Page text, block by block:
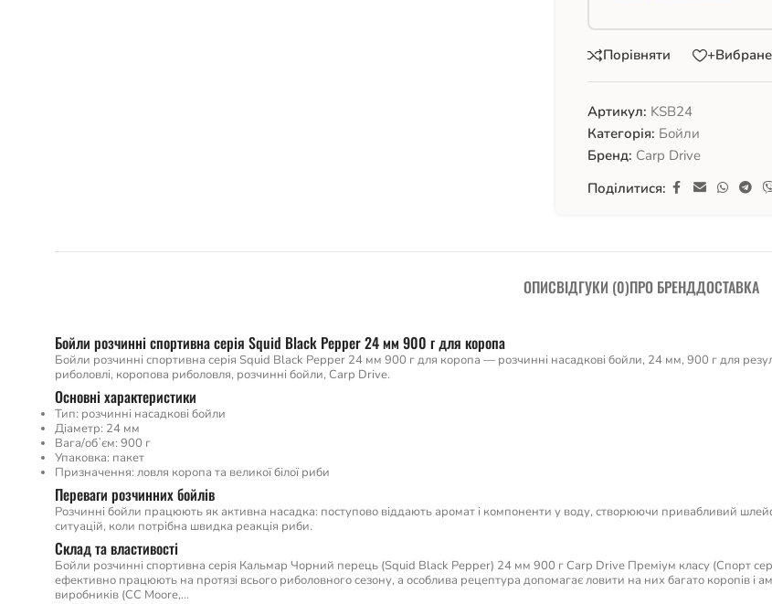
Порівняти +Вибране
Артикул: KSB24
Категорія: Бойли
Бренд: Carp Drive
Поділитися:
ОПИСВІДГУКИ (0)ПРО БРЕНДДОСТАВКА
Бойли розчинні спортивна серія Squid Black Pepper 24 мм 900 г для коропа
Бойли розчинні спортивна серія Squid Black Pepper 24 мм 900 г для коропа — розчинні насадкові бойли, 24 мм, 900 г для
риболовлі, коропова риболовля, розчинні бойли, Carp Drive.
Основні характеристики
Тип: розчинні насадкові бойли
Діаметр: 24 мм
Вага/обʼєм: 900 г
Упаковка: пакет
Призначення: ловля коропа та великої білої риби
Переваги розчинних бойлів
Розчинні бойли працюють як активна насадка: поступово віддають аромат і компоненти у воду, створюючи привабливий
ситуацій, коли потрібна швидка реакція риби.
Склад та властивості
Бойли розчинні спортивна серія Кальмар Чорний перець (Squid Black Pepper) 24 мм 900 г Carp Drive Преміум класу (Спорт
ефективно працюють на протязі всього риболовного сезону, а особлива рецептура допомагає ловити на них багато коропів і
виробників (CC Moore,…